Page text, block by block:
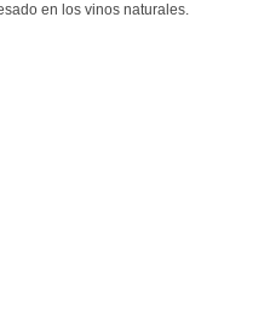
en los vinos naturales.